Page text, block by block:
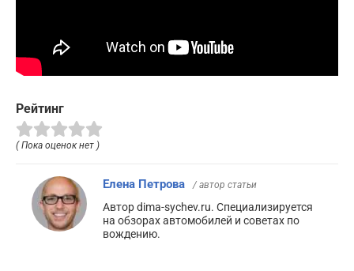
Рейтинг
( Пока оценок нет )
Елена Петрова / автор статьи
Автор dima-sychev.ru. Специализируется
на обзорах автомобилей и советах по
вождению.